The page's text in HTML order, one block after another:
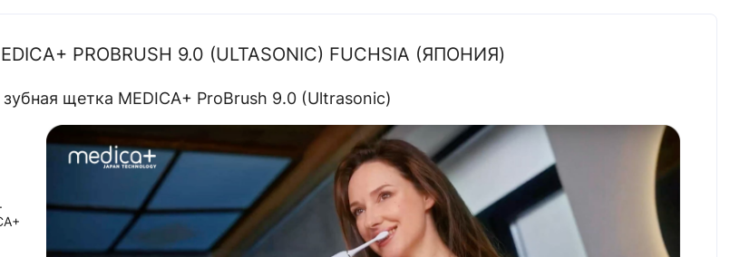
PROBRUSH 9.0 (ULTASONIC) FUCHSIA (ЯПОНИЯ)
зубная щетка MEDICA+ ProBrush 9.0 (Ultrasonic)